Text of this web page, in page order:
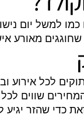
יום
מאורע אישי
אירוע
שווים לכל כיס.
יגיע